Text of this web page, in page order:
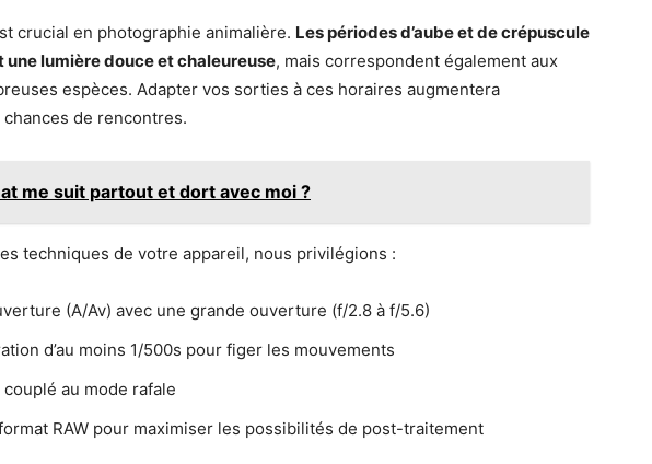
crucial en photographie animalière. Les périodes d’aube et de crépuscule
lumière douce et chaleureuse, mais correspondent également aux
espèces. Adapter vos sorties à ces horaires augmentera
de rencontres.
me suit partout et dort avec moi ?
techniques de votre appareil, nous privilégions :
(A/Av) avec une grande ouverture (f/2.8 à f/5.6)
d’au moins 1/500s pour figer les mouvements
couplé au mode rafale
RAW pour maximiser les possibilités de post-traitement